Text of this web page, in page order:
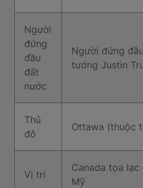
Người
đứng
đầu
đất
nước
Người đứng
tướng Justin
Thủ
đô
Ottawa (thuộc
Vị trí
Canada tọa lạc
Mỹ